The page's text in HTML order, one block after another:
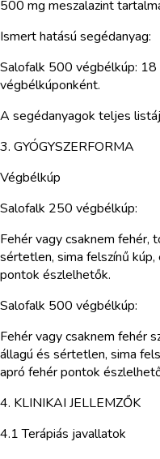
500 mg meszalazint
Ismert hatású segédanyag:
Salofalk 500 végbélkúp:
végbélkúponként.
A segédanyagok teljes
3. GYÓGYSZERFORMA
Végbélkúp
Salofalk 250 végbélkúp:
Fehér vagy csaknem fehér,
sértetlen, sima felszínű
pontok észlelhetők.
Salofalk 500 végbélkúp:
Fehér vagy csaknem fehér
állagú és sértetlen, sima
apró fehér pontok
4. KLINIKAI JELLEMZŐK
4.1 Terápiás javallatok